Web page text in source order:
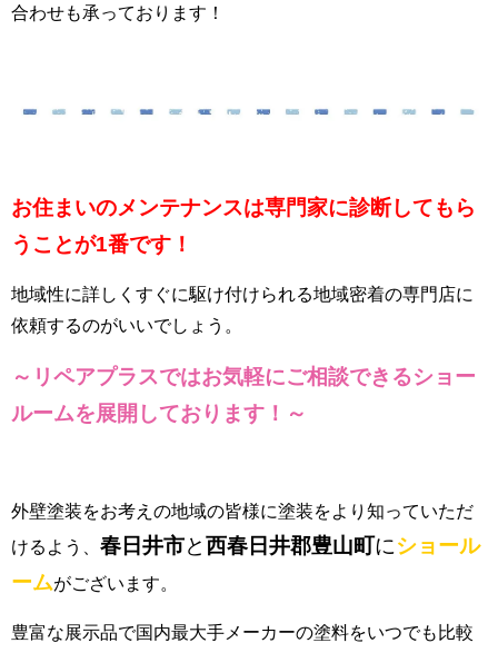
合わせも承っております！
お住まいのメンテナンスは専門家に診断してもら
うことが1番です！
地域性に詳しくすぐに駆け付けられる地域密着の専門店に
依頼するのがいいでしょう。
～リペアプラスではお気軽にご相談できるショー
ルームを展開しております！～
外壁塗装をお考えの地域の皆様に塗装をより知っていただ
けるよう、 春日井市と西春日井郡豊山町にショール
ームがございます。
豊富な展示品で国内最大手メーカーの塗料をいつでも比較